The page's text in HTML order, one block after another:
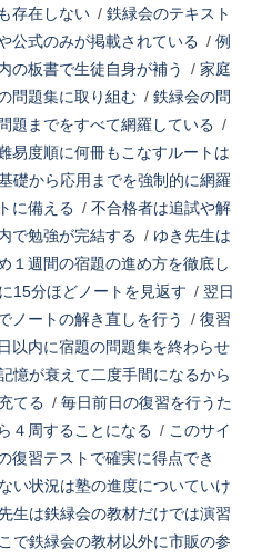
存在しない / 鉄緑会のテキスト
公式のみが掲載されている / 例
の板書で生徒自身が補う
/ 家庭
問題集に取り組む / 鉄緑会の問
題までをすべて網羅している /
易度順に何冊もこなすルートは
礎から応用までを強制的に網羅
に備える / 不合格者は追試や解
で勉強が完結する / ゆき先生は
１週間の宿題の進め方を徹底し
15分ほどノートを見返す / 翌日
ノートの解き直しを行う
/ 復習
以内に宿題の問題集を終わらせ
憶が衰えて二度手間になるから
てる / 毎日前日の復習を行うた
４周することになる / このサイ
復習テストで確実に得点でき
い状況は塾の進度についていけ
生は鉄緑会の教材だけでは演習
で鉄緑会の教材以外に市販の参